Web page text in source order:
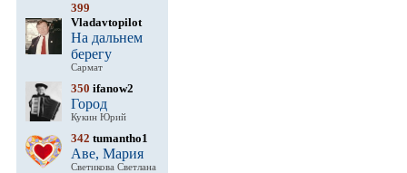
399
Vladavtopilot
На дальнем
берегу
Сармат
350 ifanow2
Город
Кукин Юрий
342 tumantho1
Аве, Мария
Светикова Светлана